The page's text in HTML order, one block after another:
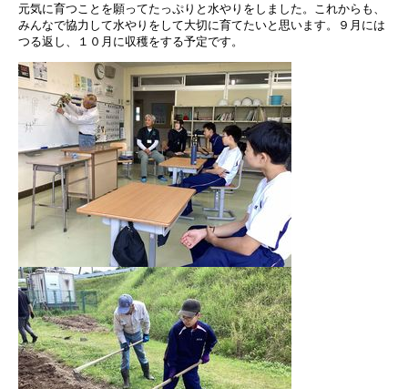
元気に育つことを願ってたっぷりと水やりをしました。これからも、
みんなで協力して水やりをして大切に育てたいと思います。９月には
つる返し、１０月に収穫をする予定です。